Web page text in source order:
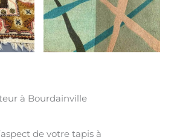
à Bourdainville
de votre tapis à